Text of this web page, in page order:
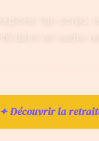
✦ Découvrir la